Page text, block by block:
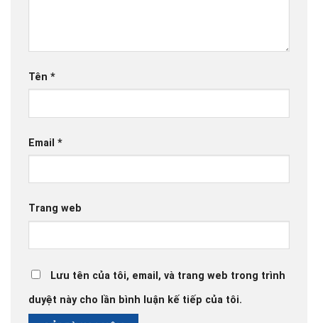
Tên *
Email *
Trang web
Lưu tên của tôi, email, và trang web trong trình
duyệt này cho lần bình luận kế tiếp của tôi.